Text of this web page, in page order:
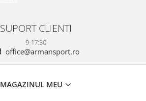
SUPORT CLIENTI
9-17:30
office@armansport.ro
MAGAZINUL MEU